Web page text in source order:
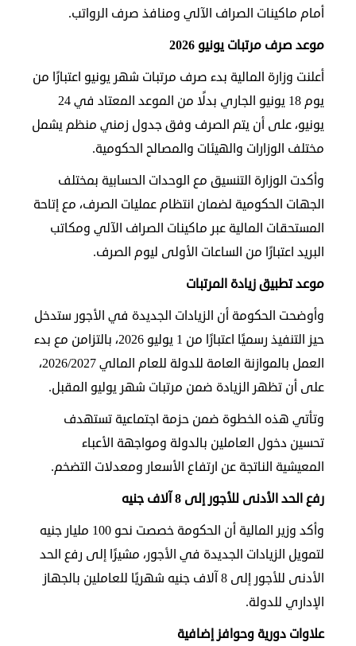
شاركنا
مصريون
في
الكويت
فعاليات
أمام ماكينات الصراف الآلي ومنافذ صرف الرواتب.
موعد صرف مرتبات يونيو 2026
أعلنت وزارة المالية بدء صرف مرتبات شهر يونيو اعتبارًا من
يوم 18 يونيو الجاري بدلًا من الموعد المعتاد في 24
يونيو، على أن يتم الصرف وفق جدول زمني منظم يشمل
مختلف الوزارات والهيئات والمصالح الحكومية.
وأكدت الوزارة التنسيق مع الوحدات الحسابية بمختلف
الجهات الحكومية لضمان انتظام عمليات الصرف، مع إتاحة
المستحقات المالية عبر ماكينات الصراف الآلي ومكاتب
البريد اعتبارًا من الساعات الأولى ليوم الصرف.
موعد تطبيق زيادة المرتبات
وأوضحت الحكومة أن الزيادات الجديدة في الأجور ستدخل
حيز التنفيذ رسميًا اعتبارًا من 1 يوليو 2026، بالتزامن مع بدء
العمل بالموازنة العامة للدولة للعام المالي 2026/2027،
على أن تظهر الزيادة ضمن مرتبات شهر يوليو المقبل.
وتأتي هذه الخطوة ضمن حزمة اجتماعية تستهدف
تحسين دخول العاملين بالدولة ومواجهة الأعباء
المعيشية الناتجة عن ارتفاع الأسعار ومعدلات التضخم.
رفع الحد الأدنى للأجور إلى 8 آلاف جنيه
وأكد وزير المالية أن الحكومة خصصت نحو 100 مليار جنيه
لتمويل الزيادات الجديدة في الأجور، مشيرًا إلى رفع الحد
الأدنى للأجور إلى 8 آلاف جنيه شهريًا للعاملين بالجهاز
الإداري للدولة.
علاوات دورية وحوافز إضافية